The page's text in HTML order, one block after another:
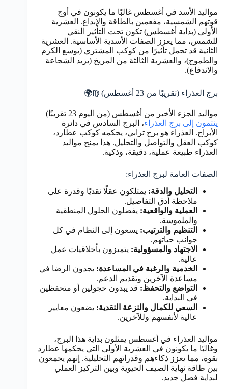
مواليد الأسد في أغسطس غالبًا ما يكونون في أوج
قوتهم الشمسية، مفعمين بالطاقة والإبداع. العشرية
الأولى (بداية أغسطس) تكون تحت التأثير النقي
للشمس، مما يعزز الصفات الأسدية الأساسية. العشرية
الثانية قد تحمل تأثيرًا من كوكب المشتري (يوسع الكرم
والطموح)، والعشرية الثالثة من المريخ (يزيد الشجاعة
والاندفاع).
برج العذراء (تقريبًا من 23 أغسطس) ♍🌍
مواليد الجزء الأخير من أغسطس (من اليوم 23 تقريبًا)
ينتمون إلى برج العذراء، البرج السادس في دائرة
الأبراج. العذراء هو برج ترابي، يحكمه كوكب عطارد،
كوكب العقل والتواصل والتحليل. هذا يمنح مواليد
العذراء طبيعة عملية، دقيقة، وذكية.
الصفات العامة لبرج العذراء:
التحليل والدقة: يمتلكون عقلًا نقديًا وقدرة على
ملاحظة أدق التفاصيل.
العملية والواقعية: يفضلون الحلول المنطقية
والملموسة.
التنظيم والترتيب: يسعون إلى النظام في كل
جوانب حياتهم.
الاجتهاد والمسؤولية: يتميزون بأخلاقيات عمل
عالية.
الخدمية والرغبة في المساعدة: يجدون الرضا في
مساعدة الآخرين وتقديم الدعم.
التواضع والتحفظ: قد يبدون خجولين أو متحفظين
في البداية.
السعي للكمال والنزعة النقدية: يضعون معايير
عالية لأنفسهم وللآخرين.
مواليد العذراء في أغسطس يمثلون بداية هذا البرج،
وغالبًا ما يكونون في العشرية الأولى التي يحكمها عطارد
بقوة، مما يعزز ذكاءهم وقدراتهم التحليلية. إنهم يجمعون
بين طاقة نهاية الصيف الحيوية وبين التركيز العملي
لبداية فصل جديد.